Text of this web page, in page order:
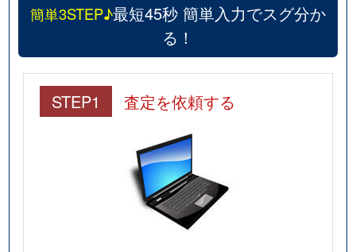
簡単3STEP♪最短45秒 簡単入力でスグ分か
る！
STEP1 査定を依頼する